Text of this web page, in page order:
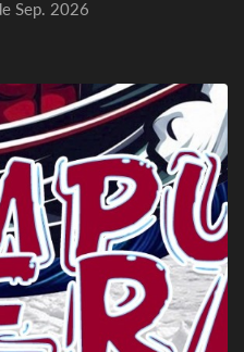
Sep. 2026